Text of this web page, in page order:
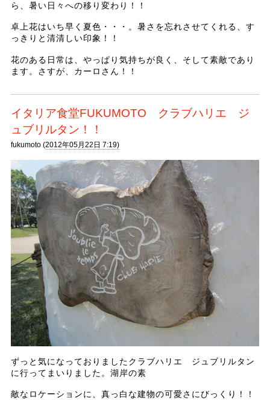
ら、暑い日々への移り変わり！！
卓上花はいち早く夏色・・・。暑さを忘れさせてくれる、す
っきりと清清しい印象！！
花のある日常は、やっぱり気持ちが良く、そして素敵であり
ます。さすが、カーロさん！！
イタリア食堂FUKUMOTO クラブハリエ ジ
ュブリルタン！！
fukumoto (2012年05月22日 7:19)
ずっと気になっておりましたクラブハリエ ジュブリルタン
に行ってまいりました。湖岸の素
敵なロケーションに、真っ白な建物の可愛さにびっくり！！